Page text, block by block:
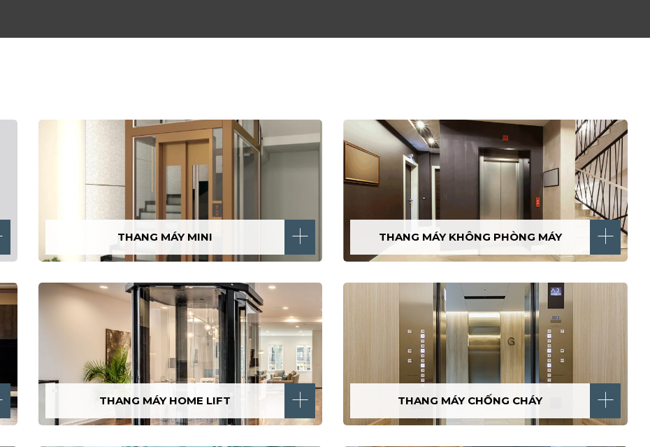
THANG MÁY MINI THANG MÁY KHÔNG PHÒNG MÁY
THANG MÁY HOME LIFT THANG MÁY CHỐNG CHÁY